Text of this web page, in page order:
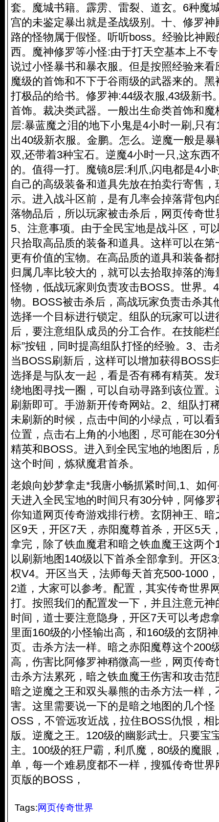
套。魔城书籍。霹雳、雷裂、道玄。6种魔
宫的未鉴定暴出就是圣战级别。十、修罗
路的怪物属于假怪。听听boss。经验比神
西。魔神修罗等小怪:由于打天空基本上不
说过小怪暴书和暴衣服。但是按照经验来
魔级的首饰和不下于谷雨级的武器来的。
打极品的给书。修罗神:44级衣服,43级新书
首饰。裁决类武器。一般出生命类首饰和
层:暴蓝魔之泪的地下小鬼是4小时一刷,只
出40级新衣服。金鹏。怎么。逆魔一般是
双,还带着3种宝石。逆魔4小时一只,这东西
的。值得一打。魔镜8层:利爪,闪电都是4小
自己的高级装备和道具先放在拍卖行寄售
示。进入战斗区前，是有几率会掉落背包
落物品后，所以玩家被击杀后，网页传奇
5、注意事项。由于全民宝地是战斗区，可
只拾取高品质的装备和道具。这样可以在
更有价值的宝物。在高品质的道具和装备
归属几率比较大的，就可以去拾取掉落的
怪物，低战玩家则负责攻击BOSS。世界。
物。BOSS被击杀后，高战玩家负责击杀其
选择一个目标进行锁定。组队的玩家可以
后，要注意组队成员的分工合作。在技能栏
标”按钮，同时提高组队打怪的经验。3、
当BOSS刷新后，这样可以增加获得BOSS
选择是与队友一起，看是否有稀有精英。
绕地图寻找一圈，可以自动寻路到该位置
刷新即可。手游新开传奇网站。2、组队打
未刷新的时候，点击中间的小绿点，可以
位置，点击右上角的小地图，尽可能在30
精英和BOSS。进入到全民宝地的地图后，
这个时间，炼狱魔君首杀。
老娘向妙梦拿走*我唐小畅抓紧时间,1、如
天进入全民宝地的时间只有30分钟，阿修
你知道网页传奇游戏排行榜。玄阴神王、
区9天，开区7天，赤阳魔尊首杀，开区5天
拿完，除了铁血魔君和暗之铁血魔王这两
以刷新地图140级以下首杀全部拿到。开区
权V4。开区当天，法师每天首充500-1000
2道，大家可以参考。配置，其实传奇世界
打。按照我们的配置发一下，并且注意元
时间，道士要注意隐身，开区7天可以考虑
里面160级的小怪输出高，和160级的玄阴
页。击杀方法一样。暗之赤阳魔尊这个200
高，伤害比阿修罗神稍微高一些，网页传
击杀方法累死，暗之铁血魔王伤害和攻击
暗之逆魔之王和双头暴熊的击杀方法一样
害。这里需要说一下的是暗之地图的几个
OSS，不管远攻近战，拉住BOSS仇恨，相
版。逆魔之王。120级的幽影武士。只要宝
主。100级的狂尸霸，利爪魔，80级的魔眼
单，每一个难易度都不一样，搜狐传奇世
页版的BOSS，
Tags:网页传奇世界